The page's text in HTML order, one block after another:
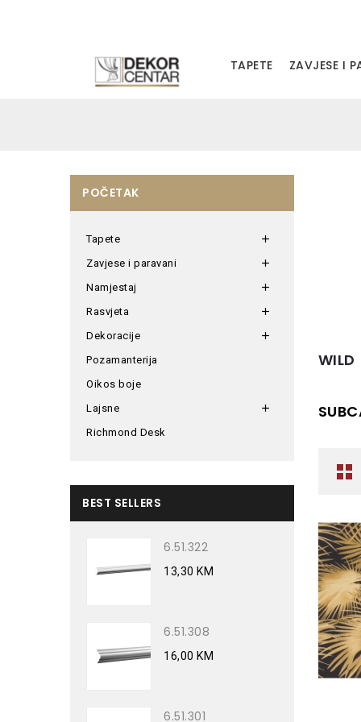
TAPETE ZAVJESE I
POČETAK
Tapete

Zavjese i paravani

Namjestaj

Rasvjeta

Dekoracije

Pozamanterija
Oikos boje
Lajsne

Richmond Desk
BEST SELLERS
6.51.322
13,30 KM
6.51.308
16,00 KM
6.51.301
WILD